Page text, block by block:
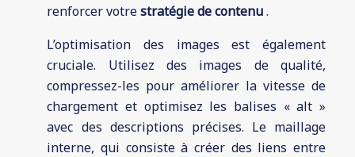
renforcer votrestratégie de contenu.
L’optimisation des images est également
cruciale. Utilisez des images de qualité,
compressez-les pour améliorer la vitesse de
chargement et optimisez les balises « alt »
avec des descriptions précises. Le maillage
interne, qui consiste à créer des liens entre